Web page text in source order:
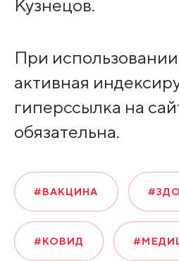
Кузнецов.
При
активная
гиперссылка на
обязательна.
#ВАКЦИНА
#КОВИД